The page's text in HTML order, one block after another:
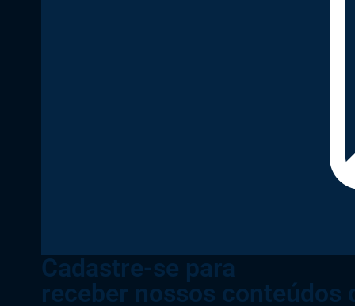
Cadastre-se para
receber nossos conteúdos